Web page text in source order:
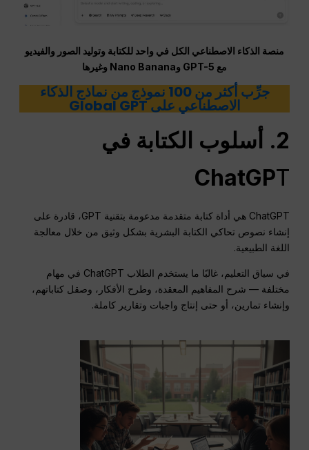
منصة الذكاء الاصطناعي الكل في واحد للكتابة وتوليد الصور والفيديو
مع GPT-5 وNano Banana وغيرها
جرِّب أكثر من 100 نموذج من نماذج الذكاء
الاصطناعي على Global GPT
2. أسلوب الكتابة في
ChatGPT
ChatGPT هي أداة كتابة متقدمة مدعومة بتقنية GPT، قادرة على
إنشاء نصوص تحاكي الكتابة البشرية بشكل وثيق من خلال معالجة
اللغة الطبيعية.
في سياق التعليم، غالبًا ما يستخدم الطلاب ChatGPT في مهام
مختلفة — شرح المفاهيم المعقدة، وطرح الأفكار، وصقل كتاباتهم،
وإنشاء تمارين، أو حتى إنتاج واجبات وتقارير كاملة.